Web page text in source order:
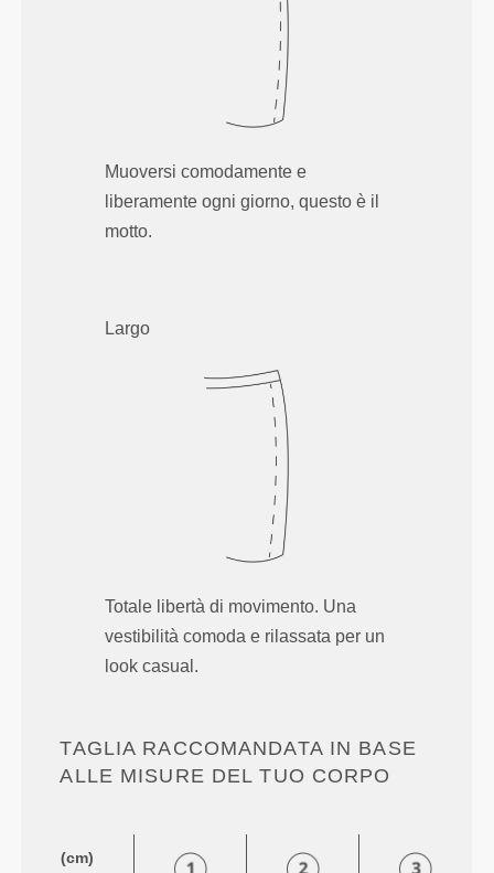
Muoversi comodamente e
liberamente ogni giorno, questo è il
motto.
Largo
Totale libertà di movimento. Una
vestibilità comoda e rilassata per un
look casual.
TAGLIA RACCOMANDATA IN BASE
ALLE MISURE DEL TUO CORPO
(cm)